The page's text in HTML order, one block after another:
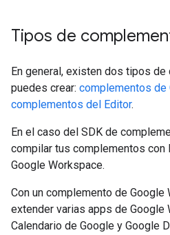
Tipos de
En general, existen dos tipos
puedes crear: complementos de
complementos del Editor.
En el caso del SDK de
compilar tus complementos
Google Workspace.
Con un complemento de Google
extender varias apps de Google
Calendario de Google y Google